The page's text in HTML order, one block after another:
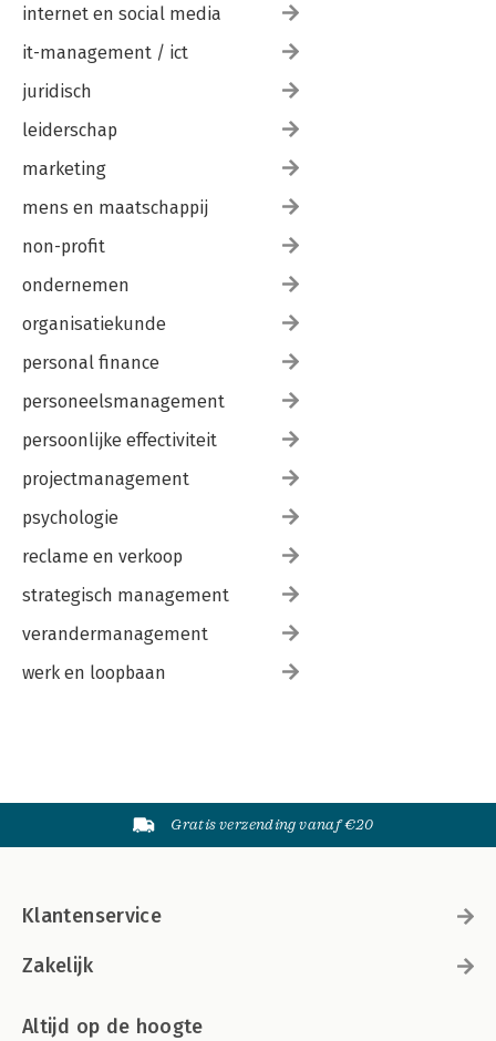
14.1 Agile management: terug naar de kern
14.3 Tot slot
Agile Assessment: test de agility van jouw organisatie!
Bronnen van inspiratie
Over de auteur
Noten
internet en social media
it-management / ict
juridisch
leiderschap
marketing
mens en maatschappij
non-profit
ondernemen
organisatiekunde
personal finance
personeelsmanagement
persoonlijke effectiviteit
projectmanagement
psychologie
reclame en verkoop
strategisch management
verandermanagement
werk en loopbaan
Gratis verzending vanaf €20
Klantenservice
Zakelijk
Altijd op de hoogte